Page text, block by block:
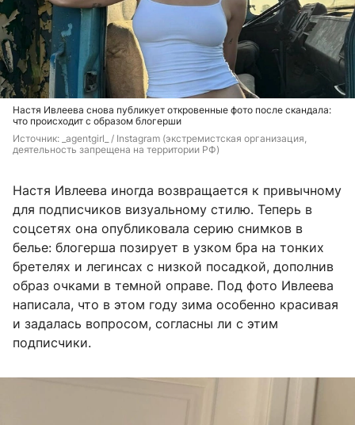
Настя Ивлеева снова публикует откровенные фото после скандала:
что происходит с образом блогерши
Источник: _agentgirl_ / Instagram (экстремистская организация,
деятельность запрещена на территории РФ)
Настя Ивлеева иногда возвращается к привычному
для подписчиков визуальному стилю. Теперь в
соцсетях она опубликовала серию снимков в
белье: блогерша позирует в узком бра на тонких
бретелях и легинсах с низкой посадкой, дополнив
образ очками в темной оправе. Под фото Ивлеева
написала, что в этом году зима особенно красивая
и задалась вопросом, согласны ли с этим
подписчики.